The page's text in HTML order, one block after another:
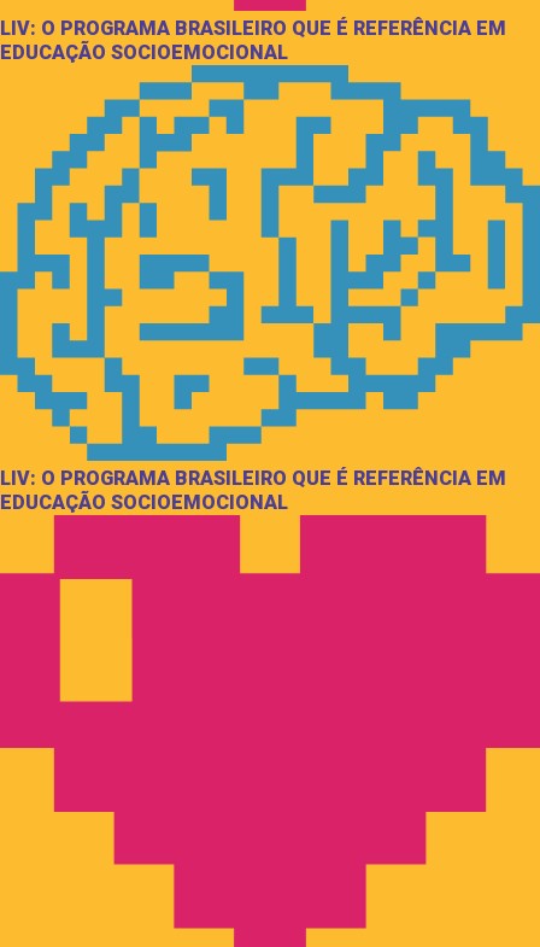
LIV: O PROGRAMA BRASILEIRO QUE É REFERÊNCIA EM
EDUCAÇÃO SOCIOEMOCIONAL
LIV: O PROGRAMA BRASILEIRO QUE É REFERÊNCIA EM
EDUCAÇÃO SOCIOEMOCIONAL